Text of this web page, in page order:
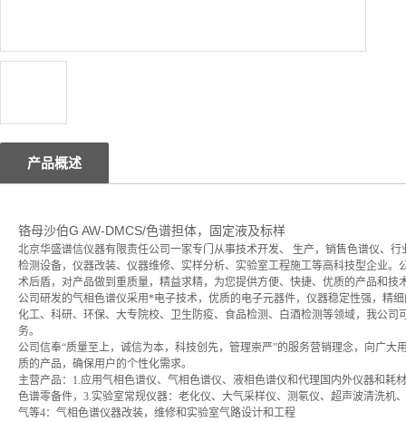
产品概述
铬母沙伯G AW-DMCS/色谱担体，固定液及标样
北京华盛谱信仪器有限责任公司一家专门从事技术开发、 生产，销售色谱仪、
检测设备，仪器改装、仪器维修、实样分析、实验室工程施工等高科技型企业
术后盾，对产品做到重质量，精益求精，为您提供方便、快捷、优质的产品和技
公司研发的气相色谱仪采用*电子技术，优质的电子元器件，仪器稳定性强，精
化工、科研、环保、大专院校、卫生防疫、食品检测、白酒检测等领域，我公
务。
公司信奉“质量至上，诚信为本，科技创先，管理崇严”的服务营销理念，向广
质的产品，确保用户的个性化需求。
主营产品：1.应用气相色谱仪、气相色谱仪、液相色谱仪和代理国内外仪器和
色谱零备件，3.实验室常规仪器：老化仪、大气采样仪、测氡仪、超声波清洗
气等4：气相色谱仪器改装，维修和实验室气路设计和工程